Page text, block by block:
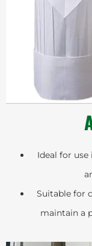
Ideal for
Suitable for
maintain a